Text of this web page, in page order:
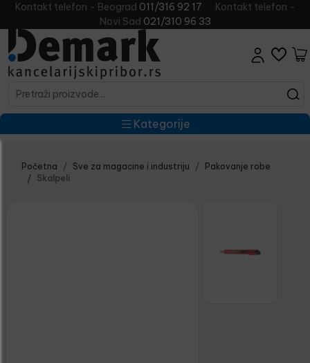
Kontakt telefon - Beograd 011/316 92 17
Kontakt telefon -
Novi Sad 021/310 96 33
Kategorije
Početna Sve za magacine i industriju
Pakovanje robe
Skalpeli